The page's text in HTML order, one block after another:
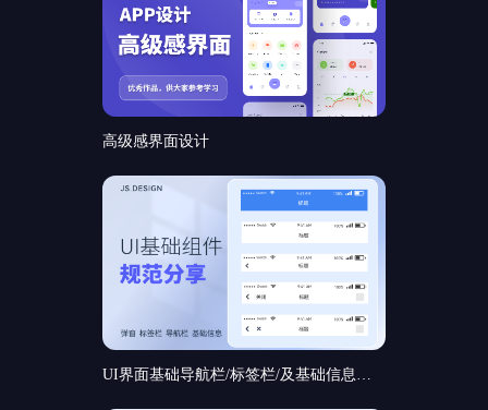
高级感界面设计
UI界面基础导航栏/标签栏/及基础信息和基础弹窗组件规范分享